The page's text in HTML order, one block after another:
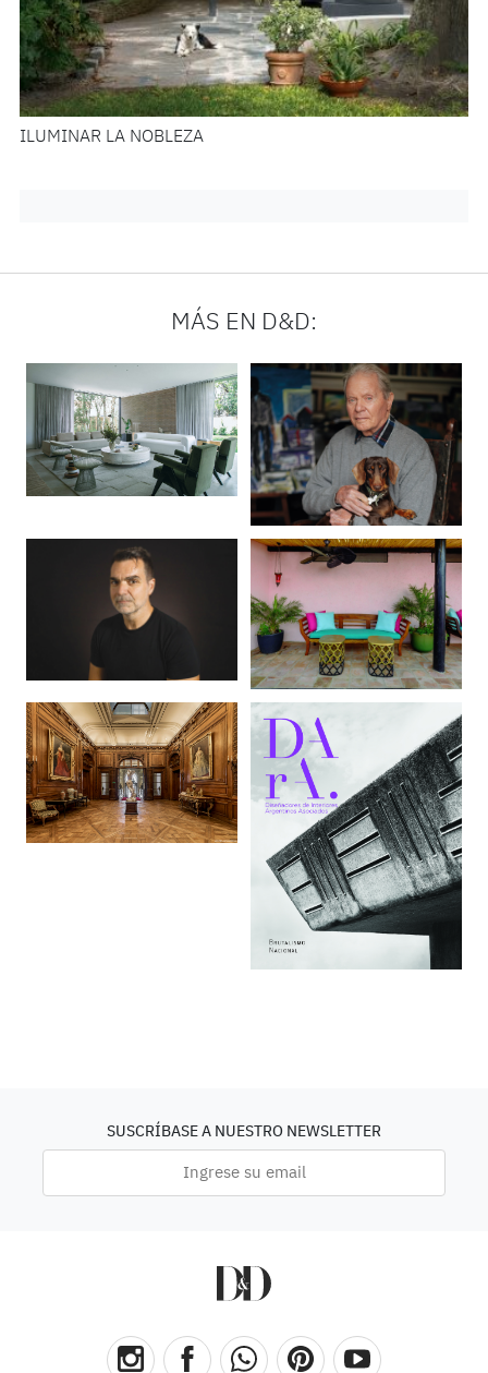
ILUMINAR LA NOBLEZA
MÁS EN D&D:
SUSCRÍBASE A NUESTRO NEWSLETTER